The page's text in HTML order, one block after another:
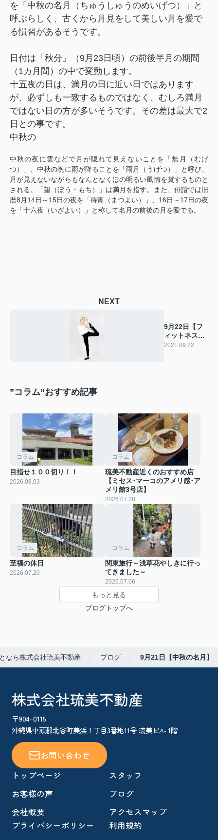
を「中秋の名月（ちゅうしゅうのめいげつ）」と
呼ぶらしく、古くから月見をして美しい月を愛で
る慣習があるそうです。
日付は「秋分」（9月23日頃）の前後半月の期間
（1カ月間）の中で変動します。
十五夜の日は、満月の日に近い日ではあります
が、必ずしも一致するものではなく、むしろ満月
ではない日の方が多いそうです。その差は最大で2
日との事です。
中秋の
中秋の夜に雲などで月が隠れて見えないことを「無月（むげ
つ）」、中秋の晩に雨が降ることを「雨月（うげつ）」と呼び、
月が見えないながらもなんとなくほの明るい風情を賞するものと
される。「望（ぼう・もち）」は満月を指す。また、俳諧では旧
暦8月14日～15日の夜を「待宵（まつよい）」、16日～17日の夜
を「十六夜（いざよい）」と称して名月の前後の月を愛でる。
NEXT
9月22日【フ
ィットネスの
日】
2021.09.22
”コラム”おすすめ記事
コラム
目指せ１００切り！！
2026.08.03
コラム
琉美不動産近くのおすすめ店
【ミセス･マーコのアメリ感･ア
メリ館3号店】
2026.07.28
コラム
至福の休日
2026.07.20
コラム
関東旅行～浅草花やしきに行っ
てきました～
2026.07.06
もっと見る
ブログトップへ
なら株式会社琉美不動産 ブログ 9月21日【中秋の名月】
株式会社琉美不動産
〒904-0115
沖縄県中頭郡北谷町美浜１丁目3番地11号 琉美ビル 1階
お問い合わせ
トップページ
スタッフ
お客様の声
ブログ
会社概要
アクセスマップ
プライバシーポリシー
利用規約